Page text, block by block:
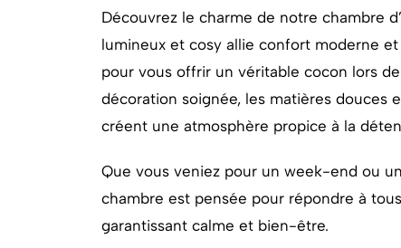
Découvrez le charme de notre chambre
lumineux et cosy allie confort moderne
pour vous offrir un véritable cocon lors
décoration soignée, les matières douces
créent une atmosphère propice à la
Que vous veniez pour un week-end ou
chambre est pensée pour répondre à
garantissant calme et bien-être.